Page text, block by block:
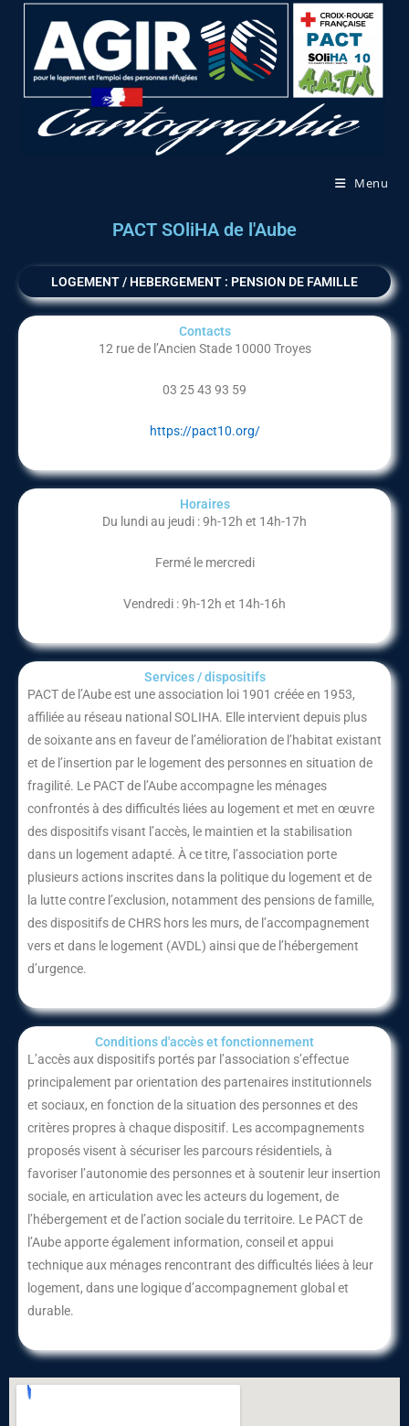
Menu
PACT SOliHA de l'Aube
LOGEMENT / HEBERGEMENT : PENSION DE FAMILLE
Contacts
12 rue de l’Ancien Stade 10000 Troyes
03 25 43 93 59
https://pact10.org/
Horaires
Du lundi au jeudi : 9h-12h et 14h-17h
Fermé le mercredi
Vendredi : 9h-12h et 14h-16h
Services / dispositifs​
PACT de l’Aubeest une association loi 1901 créée en 1953,
affiliée au réseau national SOLIHA. Elle intervient depuis plus
de soixante ans en faveur de l’amélioration de l’habitat existant
et de l’insertion par le logement des personnes en situation de
fragilité. Le PACT de l’Aube accompagne les ménages
confrontés à des difficultés liées au logement et met en œuvre
des dispositifs visant l’accès, le maintien et la stabilisation
dans un logement adapté. À ce titre, l’association porte
plusieurs actions inscrites dans la politique du logement et de
la lutte contre l’exclusion, notamment des pensions de famille,
des dispositifs de CHRS hors les murs, de l’accompagnement
vers et dans le logement (AVDL) ainsi que de l’hébergement
d’urgence.
Conditions d'accès et fonctionnement​
L’accès aux dispositifs portés par l’association s’effectue
principalement par orientation des partenaires institutionnels
et sociaux, en fonction de la situation des personnes et des
critères propres à chaque dispositif. Les accompagnements
proposés visent à sécuriser les parcours résidentiels, à
favoriser l’autonomie des personnes et à soutenir leur insertion
sociale, en articulation avec les acteurs du logement, de
l’hébergement et de l’action sociale du territoire. Le PACT de
l’Aube apporte également information, conseil et appui
technique aux ménages rencontrant des difficultés liées à leur
logement, dans une logique d’accompagnement global et
durable.